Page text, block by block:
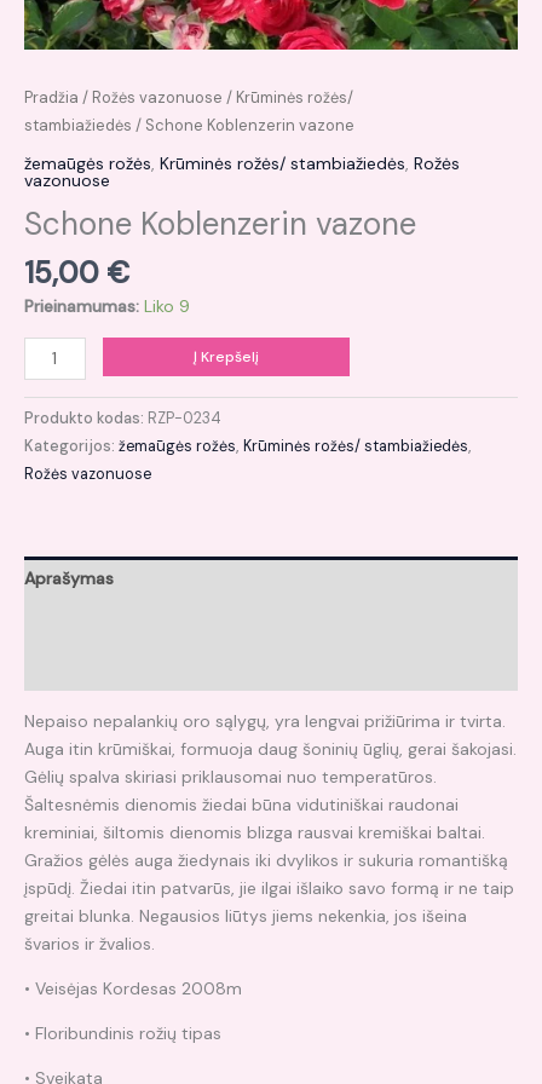
Pradžia / Rožės vazonuose / Krūminės rožės/
stambiažiedės / Schone Koblenzerin vazone
žemaūgės rožės, Krūminės rožės/ stambiažiedės, Rožės
vazonuose
Schone Koblenzerin vazone
15,00 €
Prieinamumas: Liko 9
Į Krepšelį
Produkto kodas: RZP-0234
Kategorijos: žemaūgės rožės, Krūminės rožės/ stambiažiedės,
Rožės vazonuose
Aprašymas
Nepaiso nepalankių oro sąlygų, yra lengvai prižiūrima ir tvirta.
Auga itin krūmiškai, formuoja daug šoninių ūglių, gerai šakojasi.
Gėlių spalva skiriasi priklausomai nuo temperatūros.
Šaltesnėmis dienomis žiedai būna vidutiniškai raudonai
kreminiai, šiltomis dienomis blizga rausvai kremiškai baltai.
Gražios gėlės auga žiedynais iki dvylikos ir sukuria romantišką
įspūdį. Žiedai itin patvarūs, jie ilgai išlaiko savo formą ir ne taip
greitai blunka. Negausios liūtys jiems nekenkia, jos išeina
švarios ir žvalios.
• Veisėjas Kordesas 2008m
• Floribundinis rožių tipas
• Sveikata